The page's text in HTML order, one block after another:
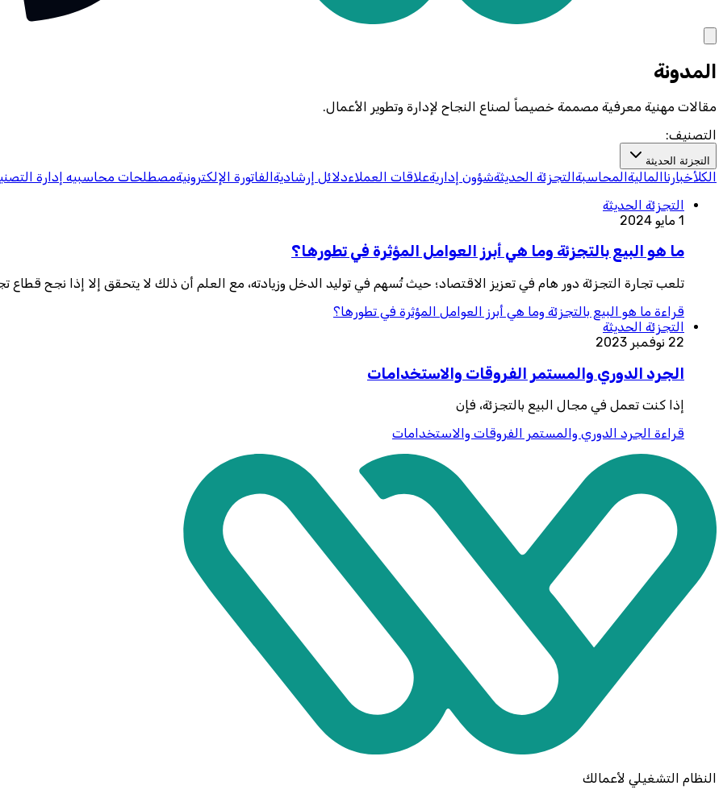
المدونة
مقالات مهنية معرفية مصممة خصيصاً لصناع النجاح لإدارة وتطوير الأعمال.
التصنيف:
التجزئة الحديثة
الكلأخبارناالماليةالمحاسبةالتجزئة الحديثةشؤون إداريةعلاقات العملاءدلائل إرشاديةالفاتورة الإلكترونيةمصطلحات محاسبيه إدارة
التجزئة الحديثة
1 مايو 2024
ما هو البيع بالتجزئة وما هي أبرز العوامل المؤثرة في تطورها؟
تلعب تجارة التجزئة دور هام في تعزيز الاقتصاد؛ حيث تُسهم في توليد الدخل وزيادته، مع العلم أن ذلك لا يتحقق إلا إذا نجح قطاع
قراءة ما هو البيع بالتجزئة وما هي أبرز العوامل المؤثرة في تطورها؟
التجزئة الحديثة
22 نوفمبر 2023
الجرد الدوري والمستمر الفروقات والاستخدامات
إذا كنت تعمل في مجال البيع بالتجزئة، فإن
قراءة الجرد الدوري والمستمر الفروقات والاستخدامات
النظام التشغيلي لأعمالك